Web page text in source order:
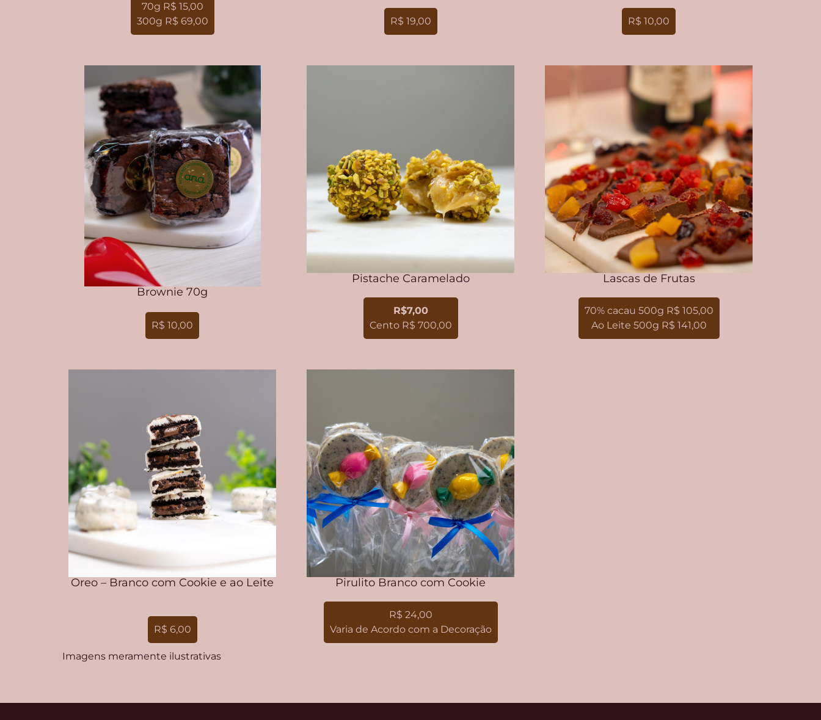
70g R$ 15,00
300g R$ 69,00
R$ 19,00 R$ 10,00
Brownie 70g
R$ 10,00
Pistache Caramelado
R$7,00
Cento R$ 700,00
Lascas de Frutas
70% cacau 500g R$ 105,00
Ao Leite 500g R$ 141,00
Oreo – Branco com Cookie e ao Leite
R$ 6,00
Pirulito Branco com Cookie
R$ 24,00
Varia de Acordo com a Decoração
Imagens meramente ilustrativas